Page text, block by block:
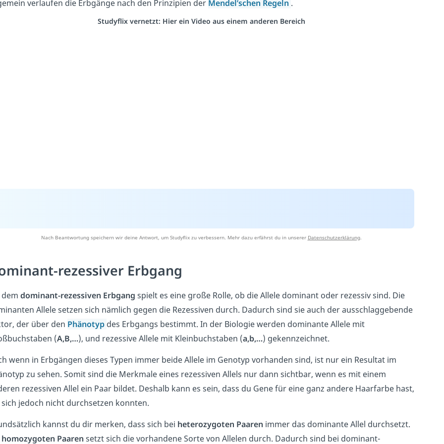
verlaufen die Erbgänge nach den Prinzipien der Mendel’schen Regeln .
Studyflix vernetzt: Hier ein Video aus einem anderen Bereich
Nach Beantwortung speichern wir deine Antwort, um Studyflix zu verbessern. Mehr dazu erfährst du in unserer Datenschutzerklärung.
rezessiver Erbgang
dem dominant-rezessiven Erbgang spielt es eine große Rolle, ob die Allele dominant oder rezessiv sind. Die
Allele setzen sich nämlich gegen die Rezessiven durch. Dadurch sind sie auch der ausschlaggebende
der über den Phänotyp des Erbgangs bestimmt. In der Biologie werden dominante Allele mit
(A,B,…), und rezessive Allele mit Kleinbuchstaben (a,b,…) gekennzeichnet.
wenn in Erbgängen dieses Typen immer beide Allele im Genotyp vorhanden sind, ist nur ein Resultat im
zu sehen. Somit sind die Merkmale eines rezessiven Allels nur dann sichtbar, wenn es mit einem
rezessiven Allel ein Paar bildet. Deshalb kann es sein, dass du Gene für eine ganz andere Haarfarbe hast,
jedoch nicht durchsetzen konnten.
kannst du dir merken, dass sich bei heterozygoten Paaren immer das dominante Allel durchsetzt.
homozygoten Paaren setzt sich die vorhandene Sorte von Allelen durch. Dadurch sind bei dominant-